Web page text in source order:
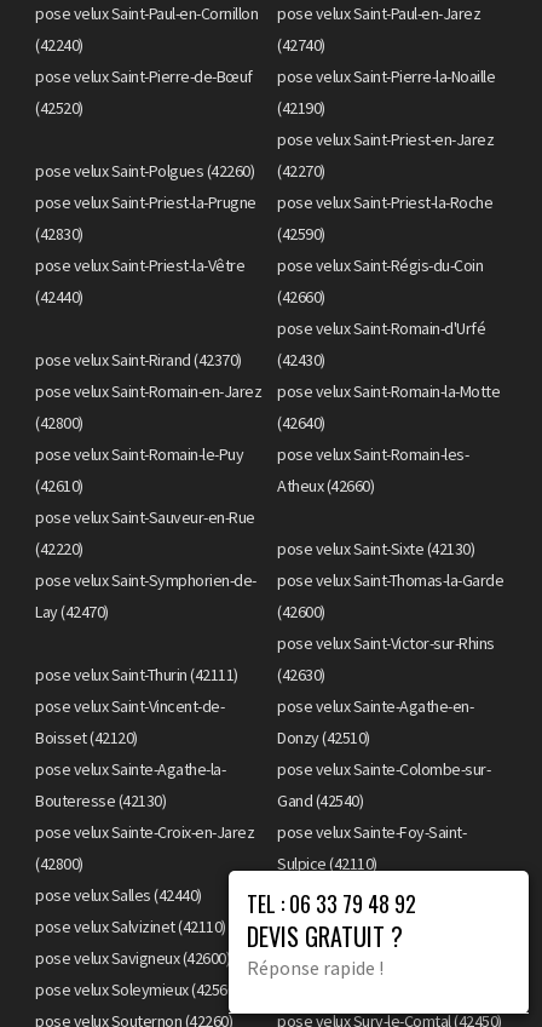
pose velux Saint-Paul-en-Cornillon
(42240)
pose velux Saint-Paul-en-Jarez
(42740)
pose velux Saint-Pierre-de-Bœuf
(42520)
pose velux Saint-Pierre-la-Noaille
(42190)
pose velux Saint-Polgues (42260)
pose velux Saint-Priest-en-Jarez
(42270)
pose velux Saint-Priest-la-Prugne
(42830)
pose velux Saint-Priest-la-Roche
(42590)
pose velux Saint-Priest-la-Vêtre
(42440)
pose velux Saint-Régis-du-Coin
(42660)
pose velux Saint-Rirand (42370)
pose velux Saint-Romain-d'Urfé
(42430)
pose velux Saint-Romain-en-Jarez
(42800)
pose velux Saint-Romain-la-Motte
(42640)
pose velux Saint-Romain-le-Puy
(42610)
pose velux Saint-Romain-les-
Atheux (42660)
pose velux Saint-Sauveur-en-Rue
(42220)
pose velux Saint-Sixte (42130)
pose velux Saint-Symphorien-de-
Lay (42470)
pose velux Saint-Thomas-la-Garde
(42600)
pose velux Saint-Thurin (42111)
pose velux Saint-Victor-sur-Rhins
(42630)
pose velux Saint-Vincent-de-
Boisset (42120)
pose velux Sainte-Agathe-en-
Donzy (42510)
pose velux Sainte-Agathe-la-
Bouteresse (42130)
pose velux Sainte-Colombe-sur-
Gand (42540)
pose velux Sainte-Croix-en-Jarez
(42800)
pose velux Sainte-Foy-Saint-
Sulpice (42110)
pose velux Salles (42440)
pose velux Salt-en-Donzy (42110)
pose velux Salvizinet (42110)
pose velux Sauvain (42990)
pose velux Savigneux (42600)
pose velux Sevelinges (42460)
pose velux Soleymieux (42560)
pose velux Souternon (42260)
pose velux Sury-le-Comtal (42450)
TEL : 06 33 79 48 92
DEVIS GRATUIT ?
Réponse rapide !